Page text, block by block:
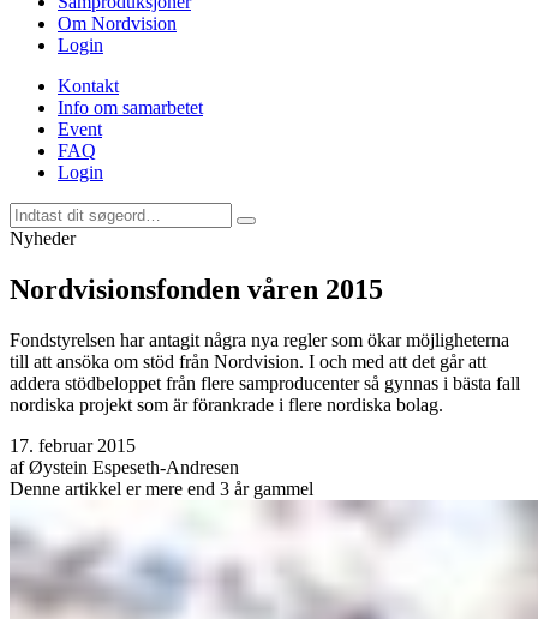
Om Nordvision
Login
Kontakt
Info om samarbetet
Event
FAQ
Login
Nyheder
Nordvisionsfonden våren 2015
Fondstyrelsen har antagit några nya regler som ökar möjligheterna
till att ansöka om stöd från Nordvision. I och med att det går att
addera stödbeloppet från flere samproducenter så gynnas i bästa fall
nordiska projekt som är förankrade i flere nordiska bolag.
17. februar 2015
af Øystein Espeseth-Andresen
Denne artikkel er mere end 3 år gammel